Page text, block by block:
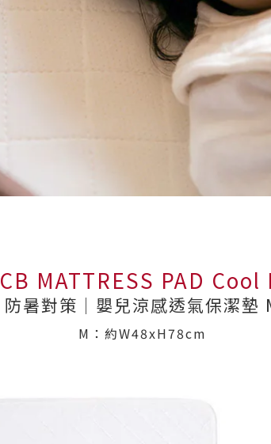
CB MATTRESS PAD Cool
防暑對策│嬰兒涼感透氣保潔墊
M：約W48xH78cm